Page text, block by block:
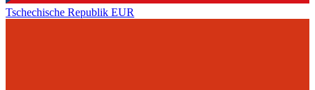
Tschechische Republik EUR